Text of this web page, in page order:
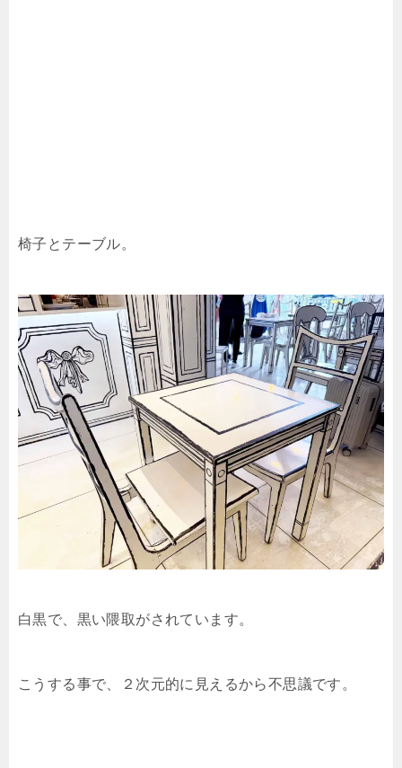
椅子とテーブル。
白黒で、黒い隈取がされています。
こうする事で、２次元的に見えるから不思議です。